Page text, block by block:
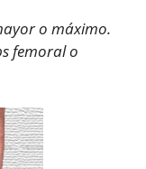
o máximo.
femoral o